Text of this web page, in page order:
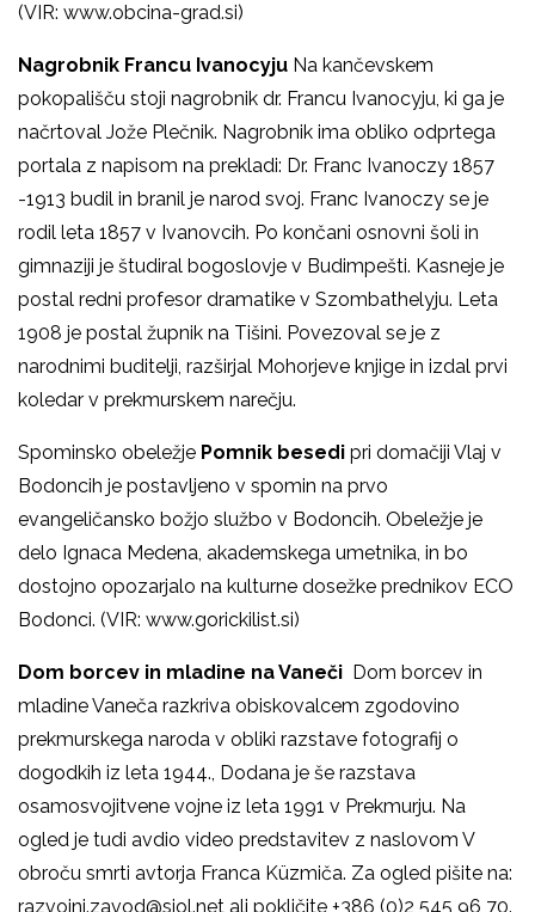
(VIR: www.obcina-grad.si)
Nagrobnik Francu Ivanocyju Na kančevskem
pokopališču stoji nagrobnik dr. Francu Ivanocyju, ki ga je
načrtoval Jože Plečnik. Nagrobnik ima obliko odprtega
portala z napisom na prekladi: Dr. Franc Ivanoczy 1857
-1913 budil in branil je narod svoj. Franc Ivanoczy se je
rodil leta 1857 v Ivanovcih. Po končani osnovni šoli in
gimnaziji je študiral bogoslovje v Budimpešti. Kasneje je
postal redni profesor dramatike v Szombathelyju. Leta
1908 je postal župnik na Tišini. Povezoval se je z
narodnimi buditelji, razširjal Mohorjeve knjige in izdal prvi
koledar v prekmurskem narečju.
Spominsko obeležje Pomnik besedi pri domačiji Vlaj v
Bodoncih je postavljeno v spomin na prvo
evangeličansko božjo službo v Bodoncih. Obeležje je
delo Ignaca Medena, akademskega umetnika, in bo
dostojno opozarjalo na kulturne dosežke prednikov ECO
Bodonci. (VIR: www.gorickilist.si)
Dom borcev in mladine na Vaneči Dom borcev in
mladine Vaneča razkriva obiskovalcem zgodovino
prekmurskega naroda v obliki razstave fotografij o
dogodkih iz leta 1944., Dodana je še razstava
osamosvojitvene vojne iz leta 1991 v Prekmurju. Na
ogled je tudi avdio video predstavitev z naslovom V
obroču smrti avtorja Franca Küzmiča. Za ogled pišite na:
razvojni.zavod@siol.net ali pokličite +386 (0)2 545 96 70.